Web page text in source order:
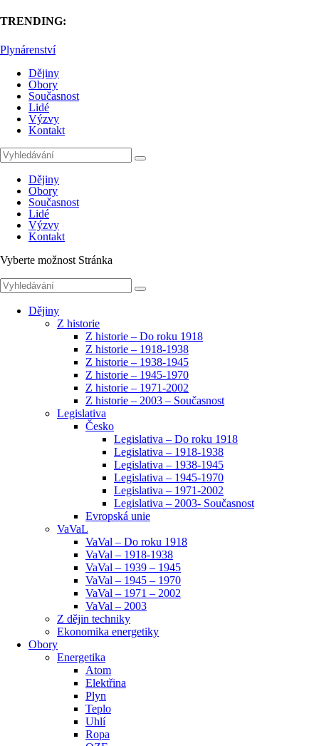
TRENDING:
Plynárenství
Dějiny
Obory
Současnost
Lidé
Výzvy
Kontakt
Dějiny
Obory
Současnost
Lidé
Výzvy
Kontakt
Vyberte možnost Stránka
Dějiny
Z historie
Z historie – Do roku 1918
Z historie – 1918-1938
Z historie – 1938-1945
Z historie – 1945-1970
Z historie – 1971-2002
Z historie – 2003 – Současnost
Legislativa
Česko
Legislativa – Do roku 1918
Legislativa – 1918-1938
Legislativa – 1938-1945
Legislativa – 1945-1970
Legislativa – 1971-2002
Legislativa – 2003- Současnost
Evropská unie
VaVaL
VaVal – Do roku 1918
VaVal – 1918-1938
VaVal – 1939 – 1945
VaVal – 1945 – 1970
VaVal – 1971 – 2002
VaVal – 2003
Z dějin techniky
Ekonomika energetiky
Obory
Energetika
Atom
Elektřina
Plyn
Teplo
Uhlí
Ropa